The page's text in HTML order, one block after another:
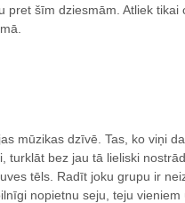
šīm dziesmām. Atliek tikai
mūzikas dzīvē. Tas, ko viņi
turklāt bez jau tā lieliski
tēls. Radīt joku grupu ir
nopietnu seju, teju vieniem